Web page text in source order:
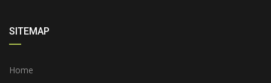
SITEMAP
Home